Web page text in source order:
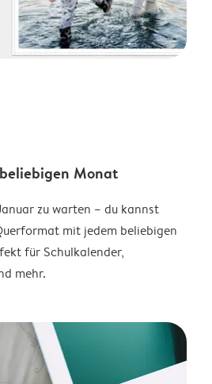
Monat
zu warten – du kannst
mit jedem beliebigen
für Schulkalender,
mehr.